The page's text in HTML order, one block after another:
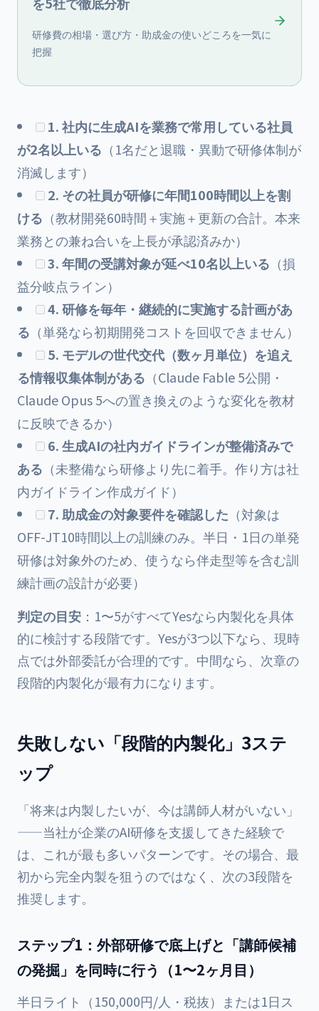
研修費の相場・選び方・助成金の使いどころを一気に
把握
1. 社内に生成AIを業務で常用している社員
が2名以上いる （1名だと退職・異動で研修体制が
消滅します）
2. その社員が研修に年間100時間以上を割
ける （教材開発60時間＋実施＋更新の合計。本来
業務との兼ね合いを上長が承認済みか）
3. 年間の受講対象が延べ10名以上いる （損
益分岐点ライン）
4. 研修を毎年・継続的に実施する計画があ
る （単発なら初期開発コストを回収できません）
5. モデルの世代交代（数ヶ月単位）を追え
る情報収集体制がある （Claude Fable 5公開・
Claude Opus 5への置き換えのような変化を教材
に反映できるか）
6. 生成AIの社内ガイドラインが整備済みで
ある （未整備なら研修より先に着手。作り方は社
内ガイドライン作成ガイド）
7. 助成金の対象要件を確認した （対象は
OFF-JT10時間以上の訓練のみ。半日・1日の単発
研修は対象外のため、使うなら伴走型等を含む訓
練計画の設計が必要）
判定の目安 ：1〜5がすべてYesなら内製化を具体
的に検討する段階です。Yesが3つ以下なら、現時
点では外部委託が合理的です。中間なら、次章の
段階的内製化が最有力になります。
失敗しない「段階的内製化」3ステ
ップ
「将来は内製したいが、今は講師人材がいない」
——当社が企業のAI研修を支援してきた経験で
は、これが最も多いパターンです。その場合、最
初から完全内製を狙うのではなく、次の3段階を
推奨します。
ステップ1：外部研修で底上げと「講師候補
の発掘」を同時に行う（1〜2ヶ月目）
半日ライト（150,000円/人・税抜）または1日ス